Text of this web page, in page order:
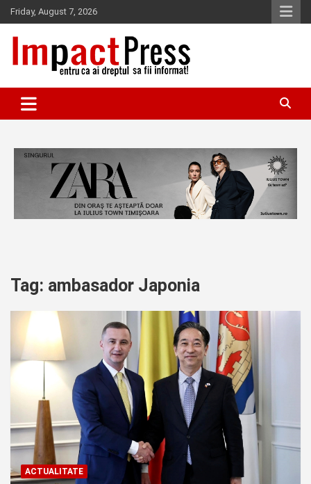
Skip
to
content
Friday, August 7, 2026
IMPACTPRESS
Tag: ambasador Japonia
ACTUALITATE